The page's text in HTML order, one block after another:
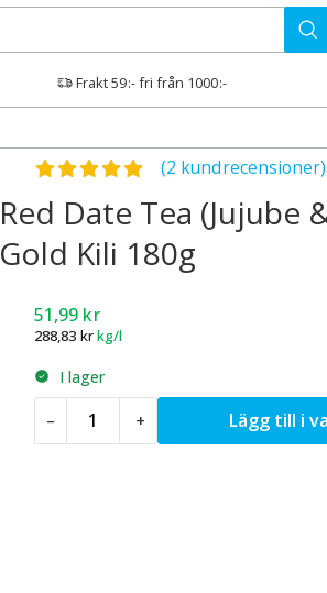
Frakt 59:- fri från 1000:-
Betygsatt5.00 av 5
(2 kundrecensioner)
Red Date Tea (Jujube
Gold Kili 180g
51,99 kr
288,83 krkg/l
I lager
–
Red
Date
+ Lägg till i